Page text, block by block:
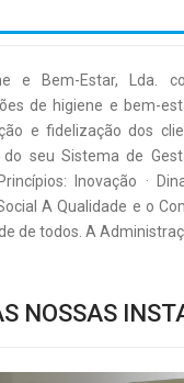
e Bem-Estar, Lda.
de higiene e bem-
e fidelização dos
seu Sistema de
Inovação ·
A Qualidade e o
de todos. A
NOSSAS